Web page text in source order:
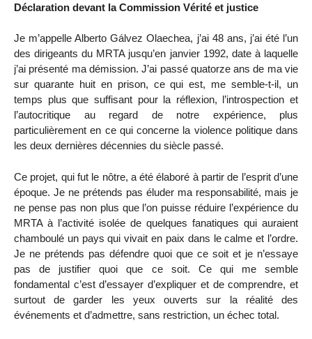
Déclaration devant la Commission Vérité et justice
Je m’appelle Alberto Gálvez Olaechea, j’ai 48 ans, j’ai été l’un
des dirigeants du MRTA jusqu’en janvier 1992, date à laquelle
j’ai présenté ma démission. J’ai passé quatorze ans de ma vie
sur quarante huit en prison, ce qui est, me semble-t-il, un
temps plus que suffisant pour la réflexion, l’introspection et
l’autocritique au regard de notre expérience, plus
particulièrement en ce qui concerne la violence politique dans
les deux dernières décennies du siècle passé.
Ce projet, qui fut le nôtre, a été élaboré à partir de l’esprit d’une
époque. Je ne prétends pas éluder ma responsabilité, mais je
ne pense pas non plus que l’on puisse réduire l’expérience du
MRTA à l’activité isolée de quelques fanatiques qui auraient
chamboulé un pays qui vivait en paix dans le calme et l’ordre.
Je ne prétends pas défendre quoi que ce soit et je n’essaye
pas de justifier quoi que ce soit. Ce qui me semble
fondamental c’est d’essayer d’expliquer et de comprendre, et
surtout de garder les yeux ouverts sur la réalité des
événements et d’admettre, sans restriction, un échec total.